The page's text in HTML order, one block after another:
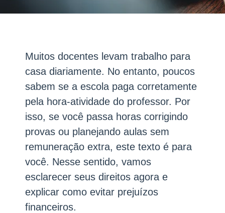
Muitos docentes levam trabalho para
casa diariamente. No entanto, poucos
sabem se a escola paga corretamente
pela hora-atividade do professor. Por
isso, se você passa horas corrigindo
provas ou planejando aulas sem
remuneração extra, este texto é para
você. Nesse sentido, vamos
esclarecer seus direitos agora e
explicar como evitar prejuízos
financeiros.